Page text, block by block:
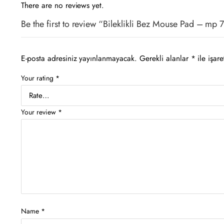
There are no reviews yet.
Be the first to review “Bileklikli Bez Mouse Pad – mp
E-posta adresiniz yayınlanmayacak. Gerekli alanlar * ile
Your rating *
Your review *
Name *